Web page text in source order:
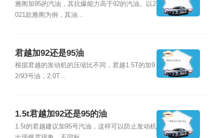
雅阁加95的汽油，其抗爆能力高于92的汽油。以2
021款雅阁为例，其油...
君越加92还是95油
根据君越的发动机的压缩比不同，君越1.5T的加9
2/93号油，2.0T...
1.5t君越加92还是95的油
1.5t的君越建议加95号汽油，这样可以防止发动机